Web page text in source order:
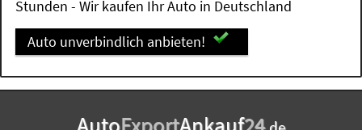
Stunden - Wir kaufen Ihr Auto in Deutschland
Auto unverbindlich anbieten!
AutoExportAnkauf24